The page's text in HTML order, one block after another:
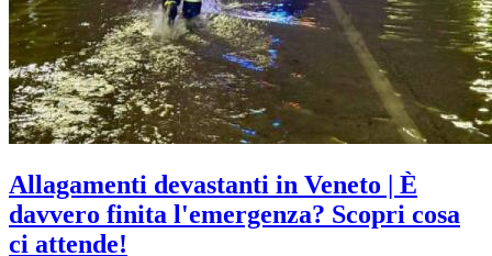
Allagamenti devastanti in Veneto | È
davvero finita l'emergenza? Scopri cosa
ci attende!